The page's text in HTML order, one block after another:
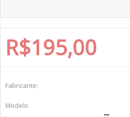
R$195,00
Fabricante:
Modelo: